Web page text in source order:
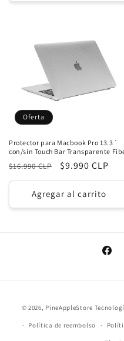
Oferta
Protector para Macbook Pro 13.3´
con/sin Touch Bar Transparente
Precio
habitual
$16.990 CLP
Precio
de
oferta
$9.990 CLP
Agregar al carrito
© 2026, PineAppleStore
Política de reembolso